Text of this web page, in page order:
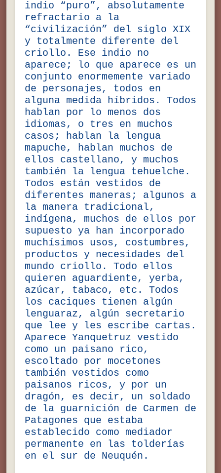
indio “puro”, absolutamente
refractario a la
“civilización” del siglo XIX
y totalmente diferente del
criollo. Ese indio no
aparece; lo que aparece es un
conjunto enormemente variado
de personajes, todos en
alguna medida híbridos. Todos
hablan por lo menos dos
idiomas, o tres en muchos
casos; hablan la lengua
mapuche, hablan muchos de
ellos castellano, y muchos
también la lengua tehuelche.
Todos están vestidos de
diferentes maneras; algunos a
la manera tradicional,
indígena, muchos de ellos por
supuesto ya han incorporado
muchísimos usos, costumbres,
productos y necesidades del
mundo criollo. Todo ellos
quieren aguardiente, yerba,
azúcar, tabaco, etc. Todos
los caciques tienen algún
lenguaraz, algún secretario
que lee y les escribe cartas.
Aparece Yanquetruz vestido
como un paisano rico,
escoltado por mocetones
también vestidos como
paisanos ricos, y por un
dragón, es decir, un soldado
de la guarnición de Carmen de
Patagones que estaba
establecido como mediador
permanente en las tolderías
en el sur de Neuquén.